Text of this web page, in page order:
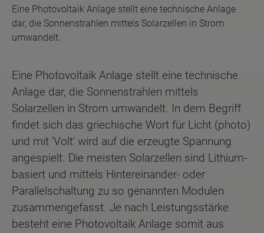
Eine Photovoltaik Anlage stellt eine technische Anlage
dar, die Sonnenstrahlen mittels Solarzellen in Strom
umwandelt.
Eine Photovoltaik Anlage stellt eine technische
Anlage dar, die Sonnenstrahlen mittels
Solarzellen in Strom umwandelt. In dem Begriff
findet sich das griechische Wort für Licht (photo)
und mit 'Volt' wird auf die erzeugte Spannung
angespielt. Die meisten Solarzellen sind Lithium-
basiert und mittels Hintereinander- oder
Parallelschaltung zu so genannten Modulen
zusammengefasst. Je nach Leistungsstärke
besteht eine Photovoltaik Anlage somit aus